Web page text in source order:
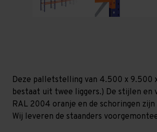
Deze palletstelling van 4.500 x 9.500
bestaat uit twee liggers.) De stijlen
RAL 2004 oranje en de schoringen
Wij leveren de staanders